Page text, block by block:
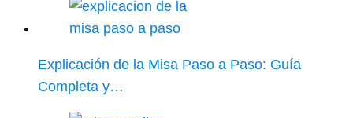
Explicación de la Misa Paso a Paso: Guía
Completa y…